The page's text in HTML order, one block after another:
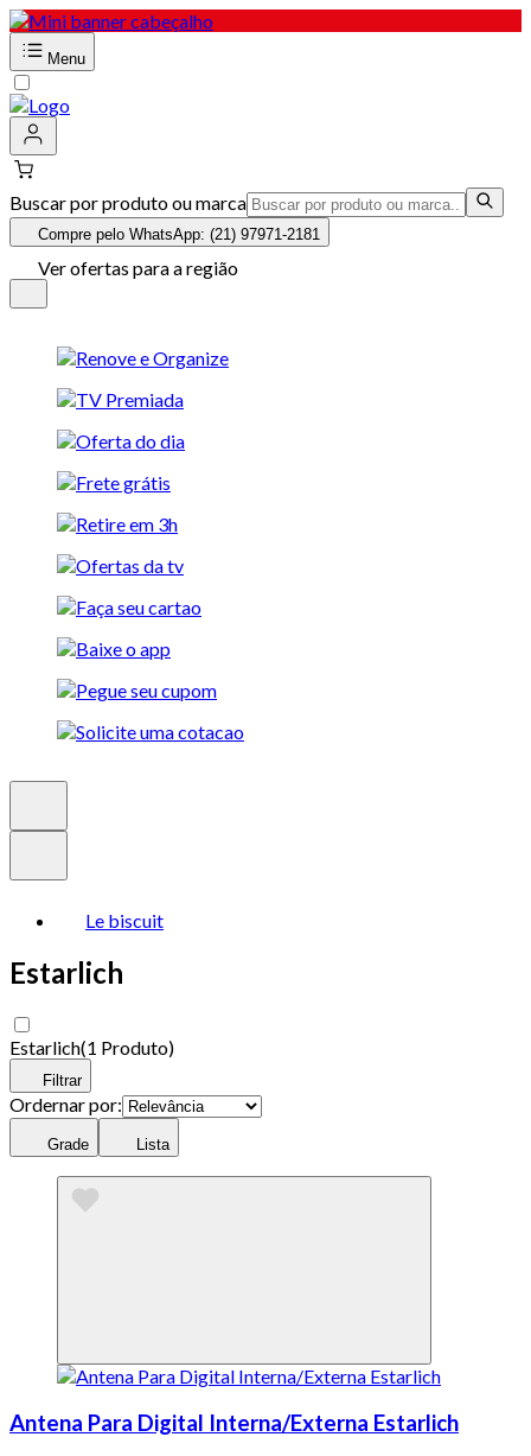
Menu
Buscar por produto ou marca
Compre pelo WhatsApp: (21) 97971-2181
Ver ofertas para a região
Le biscuit
Estarlich
Estarlich(1 Produto)
Filtrar
Ordernar por:
Grade Lista
Antena Para Digital Interna/Externa Estarlich